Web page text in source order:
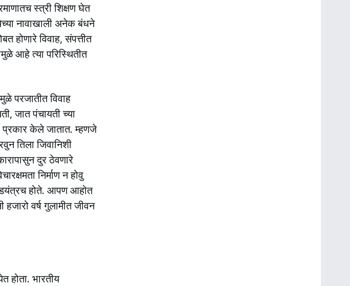
स्त्री शिक्षण घेत
नावाखाली अनेक बंधने
होणारे विवाह, संपत्तीत
आहे त्या परिस्थितीत
परजातीत विवाह
जात पंचायती च्या
प्रकार केले जातात. म्हणजे
तिला जिवानिशी
दुर ठेवणारे
निर्माण न होवु
होते. आपण आहोत
वर्ष गुलामीत जीवन
होता. भारतीय